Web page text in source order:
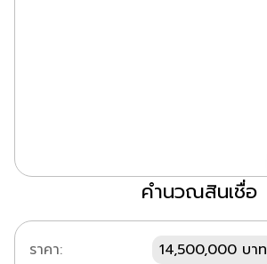
คำนวณสินเชื่อ
ราคา:
14,500,000 บาท